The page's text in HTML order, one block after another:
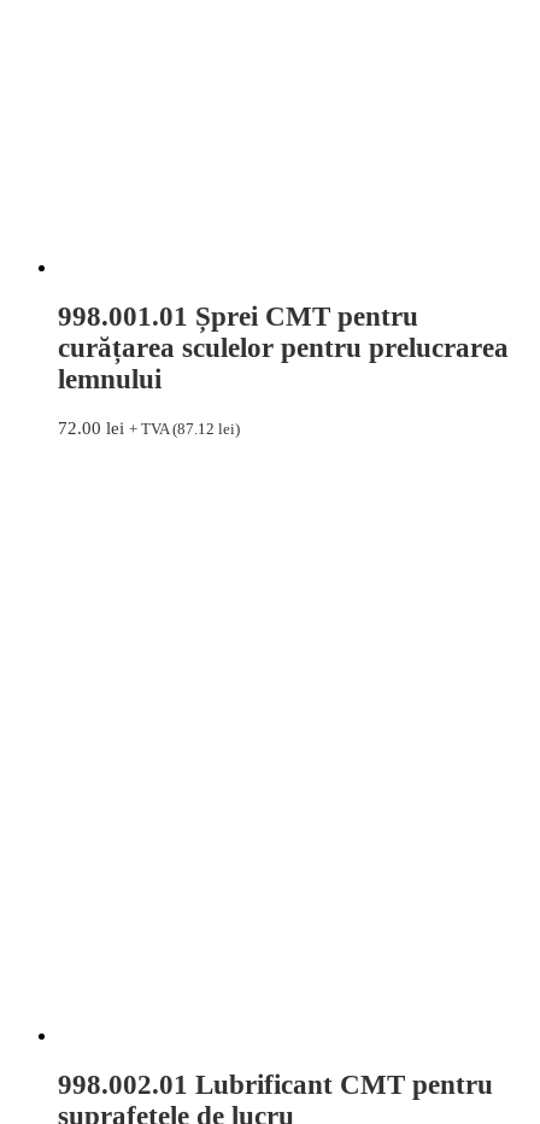
998.001.01 Șprei CMT pentru
curățarea sculelor pentru prelucrarea
lemnului
72.00 lei + TVA (87.12 lei)
998.002.01 Lubrificant CMT pentru
suprafețele de lucru